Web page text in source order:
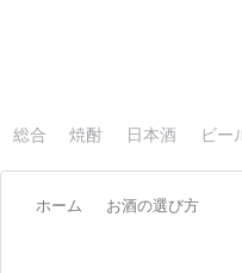
総合 焼酎 日本酒 ビー
ホーム お酒の選び方